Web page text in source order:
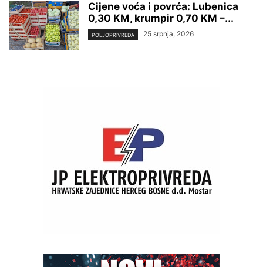
Cijene voća i povrća: Lubenica
0,30 KM, krumpir 0,70 KM –...
POLJOPRIVREDA 25 srpnja, 2026